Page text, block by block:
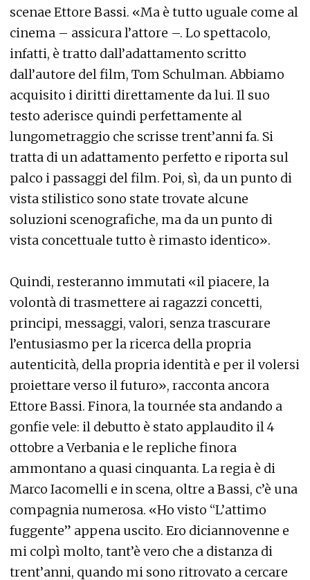
scenae Ettore Bassi. «Ma è tutto uguale come al
cinema – assicura l’attore –. Lo spettacolo,
infatti, è tratto dall’adattamento scritto
dall’autore del film, Tom Schulman. Abbiamo
acquisito i diritti direttamente da lui. Il suo
testo aderisce quindi perfettamente al
lungometraggio che scrisse trent’anni fa. Si
tratta di un adattamento perfetto e riporta sul
palco i passaggi del film. Poi, sì, da un punto di
vista stilistico sono state trovate alcune
soluzioni scenografiche, ma da un punto di
vista concettuale tutto è rimasto identico».
Quindi, resteranno immutati «il piacere, la
volontà di trasmettere ai ragazzi concetti,
principi, messaggi, valori, senza trascurare
l’entusiasmo per la ricerca della propria
autenticità, della propria identità e per il volersi
proiettare verso il futuro», racconta ancora
Ettore Bassi. Finora, la tournée sta andando a
gonfie vele: il debutto è stato applaudito il 4
ottobre a Verbania e le repliche finora
ammontano a quasi cinquanta. La regia è di
Marco Iacomelli e in scena, oltre a Bassi, c’è una
compagnia numerosa. «Ho visto “L’attimo
fuggente” appena uscito. Ero diciannovenne e
mi colpì molto, tant’è vero che a distanza di
trent’anni, quando mi sono ritrovato a cercare